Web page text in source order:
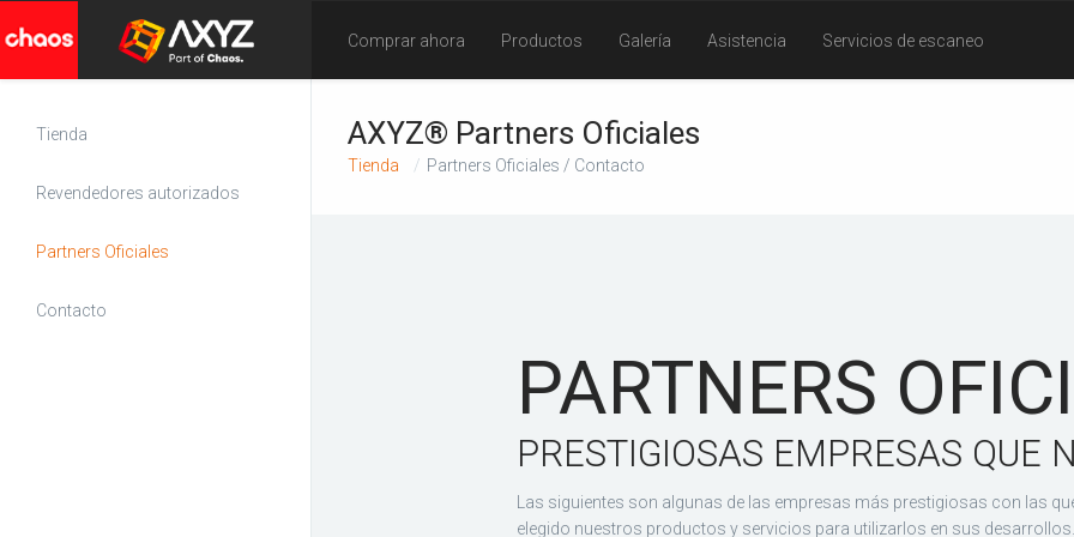
Comprar ahora Productos Galería Asistencia Servicios de escaneo
Tienda
Revendedores autorizados
Partners Oficiales
Contacto
AXYZ® Partners Oficiales
Tienda Partners Oficiales / Contacto
PARTNERS
PRESTIGIOSAS EMPRESAS QUE
Las siguientes son algunas de las empresas más prestigiosas con las
elegido nuestros productos y servicios para utilizarlos en sus desarrollos.